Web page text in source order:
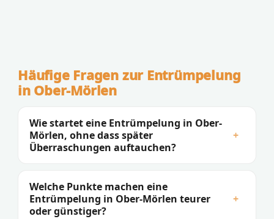
Häufige Fragen zur Entrümpelung
in Ober-Mörlen
Wie startet eine Entrümpelung in Ober-
Mörlen, ohne dass später
Überraschungen auftauchen?
+
Welche Punkte machen eine
Entrümpelung in Ober-Mörlen teurer
oder günstiger?
+